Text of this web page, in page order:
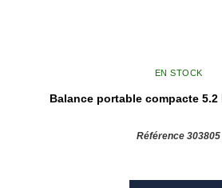
EN STOCK
Balance portable compacte 5.2
Référence 303805